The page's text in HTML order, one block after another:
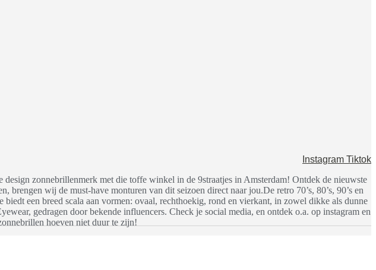
Instagram Tiktok
zonnebrillenmerk met die toffe winkel in de 9straatjes in Amsterdam! Ontdek de nieuwste
wij de must-have monturen van dit seizoen direct naar jou.De retro 70’s, 80’s, 90’s en
een breed scala aan vormen: ovaal, rechthoekig, rond en vierkant, in zowel dikke als dunne
gedragen door bekende influencers. Check je social media, en ontdek o.a. op instagram en
hoeven niet duur te zijn!